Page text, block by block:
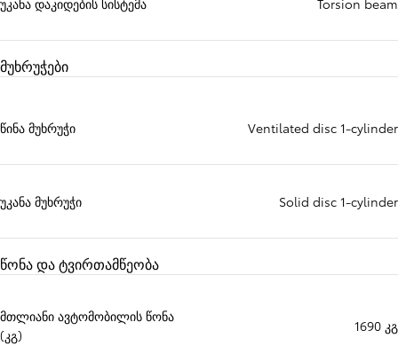
უკანა დაკიდების სისტემა Torsion beam
მუხრუჭები
წინა მუხრუჭი Ventilated disc 1-cylinder
უკანა მუხრუჭი Solid disc 1-cylinder
წონა და ტვირთამწეობა
მთლიანი ავტომობილის წონა
(კგ)
1690 კგ